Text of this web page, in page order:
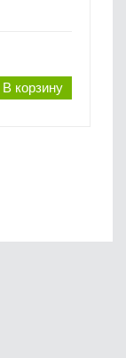
В корзину